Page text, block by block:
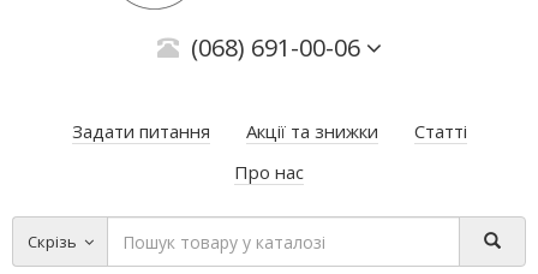
(068) 691-00-06
Задати питання Акції та знижки
Статті
Про нас
Скрізь